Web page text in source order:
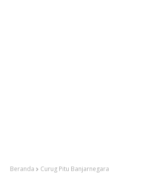
Beranda Curug Pitu Banjarnegara